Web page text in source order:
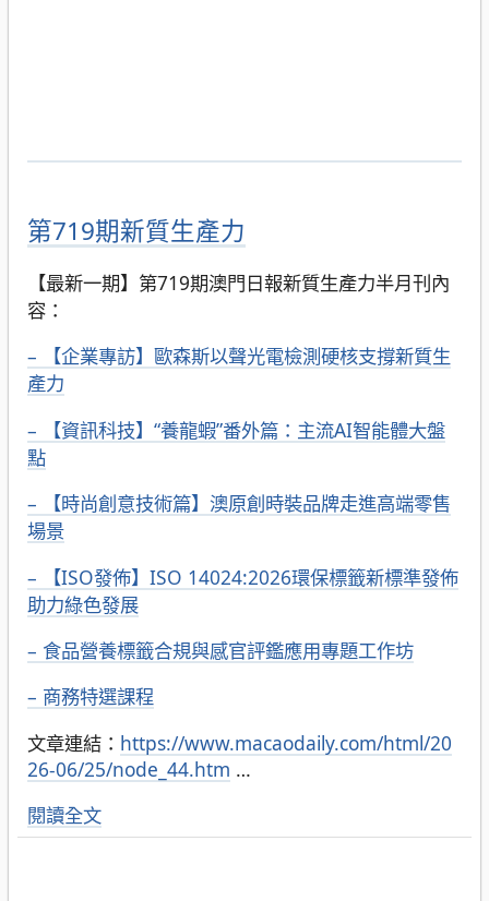
第719期新質生產力
【最新一期】第719期澳門日報新質生產力半月刊內
容：
– 【企業專訪】歐森斯以聲光電檢測硬核支撐新質生
產力
– 【資訊科技】“養龍蝦”番外篇：主流AI智能體大盤
點
– 【時尚創意技術篇】澳原創時裝品牌走進高端零售
場景
– 【ISO發佈】ISO 14024:2026環保標籤新標準發佈
助力綠色發展
– 食品營養標籤合規與感官評鑑應用專題工作坊
– 商務特選課程
文章連結： https://www.macaodaily.com/html/20
26-06/25/node_44.htm …
閱讀全文